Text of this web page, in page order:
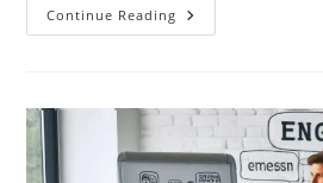
Continue Reading Kodėl
Verta
Mokymo
Centrą?